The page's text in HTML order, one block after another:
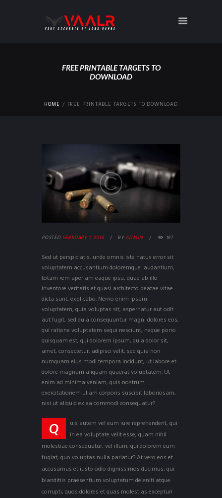
FREE PRINTABLE TARGETS TO
DOWNLOAD
HOME FREE PRINTABLE TARGETS TO DOWNLOAD
POSTED FEBRUARY 1, 2016 BYADMIN 197
Sed ut perspiciatis, unde omnis iste natus error sit
voluptatem accusantium doloremque laudantium,
totam rem aperiam eaque ipsa, quae ab illo
inventore veritatis et quasi architecto beatae vitae
dicta sunt, explicabo. Nemo enim ipsam
voluptatem, quia voluptas sit, aspernatur aut odit
aut fugit, sed quia consequuntur magni dolores eos,
qui ratione voluptatem sequi nesciunt, neque porro
quisquam est, qui dolorem ipsum, quia dolor sit,
amet, consectetur, adipisci velit, sed quia non
numquam eius modi tempora incidunt, ut labore et
dolore magnam aliquam quaerat voluptatem. Ut
enim ad minima veniam, quis nostrum
exercitationem ullam corporis suscipit laboriosam,
nisi ut aliquid ex ea commodi consequatur?
Q
uis autem vel eum iure reprehenderit, qui
in ea voluptate velit esse, quam nihil
molestiae consequatur, vel illum, qui dolorem eum
fugiat, quo voluptas nulla pariatur? At vero eos et
accusamus et iusto odio dignissimos ducimus, qui
blanditiis praesentium voluptatum deleniti atque
corrupti, quos dolores et quas molestias excepturi